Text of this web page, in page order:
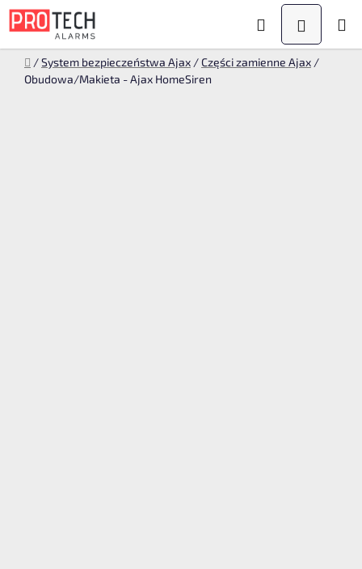
Przejść
do
Szukaj KOSZYK
Home
/System bezpieczeństwa Ajax /Części zamienne Ajax /
Obudowa/Makieta - Ajax HomeSiren